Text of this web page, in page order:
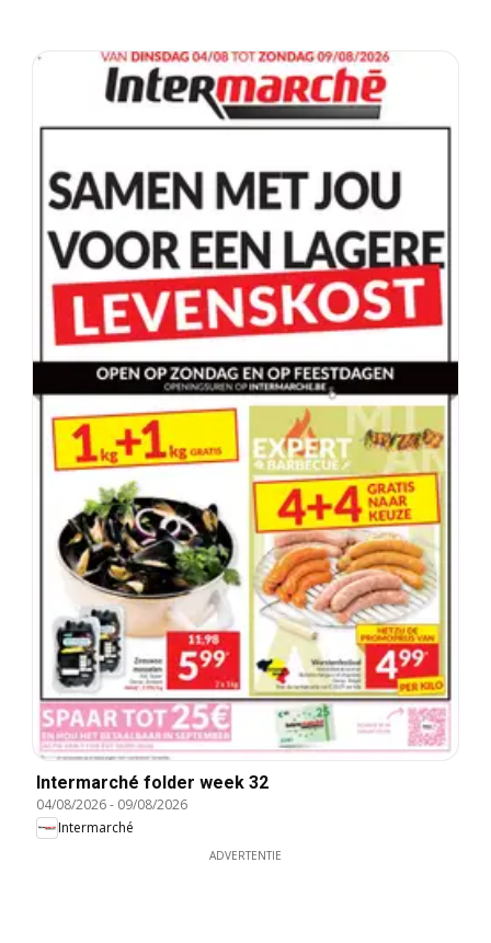
Intermarché folder week 32
04/08/2026- 09/08/2026
Intermarché
ADVERTENTIE